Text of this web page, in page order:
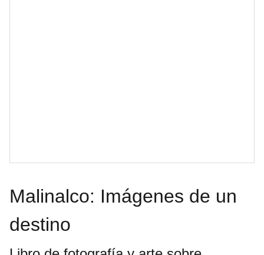
Malinalco: Imágenes de un
destino